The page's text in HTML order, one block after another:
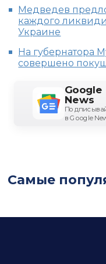
Медведев
каждого
Украине
На губернатора
совершено
Google
News
в Google
Самые